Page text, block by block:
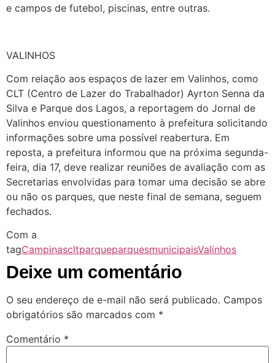
e campos de futebol, piscinas, entre outras.
VALINHOS
Com relação aos espaços de lazer em Valinhos, como
CLT (Centro de Lazer do Trabalhador) Ayrton Senna da
Silva e Parque dos Lagos, a reportagem do Jornal de
Valinhos enviou questionamento à prefeitura solicitando
informações sobre uma possível reabertura. Em
reposta, a prefeitura informou que na próxima segunda-
feira, dia 17, deve realizar reuniões de avaliação com as
Secretarias envolvidas para tomar uma decisão se abre
ou não os parques, que neste final de semana, seguem
fechados.
Com a
tagCampinascltparqueparquesmunicipaisValinhos
Deixe um comentário
O seu endereço de e-mail não será publicado. Campos
obrigatórios são marcados com *
Comentário *